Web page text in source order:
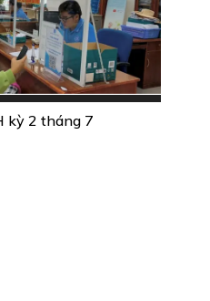
kỳ 2 tháng 7